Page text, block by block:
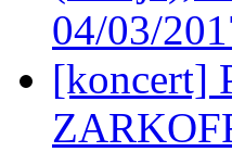
04/03/
[koncert]